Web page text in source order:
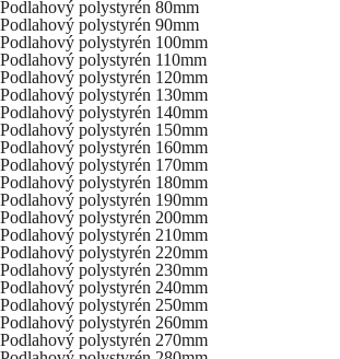
Podlahový polystyrén 80mm
Podlahový polystyrén 90mm
Podlahový polystyrén 100mm
Podlahový polystyrén 110mm
Podlahový polystyrén 120mm
Podlahový polystyrén 130mm
Podlahový polystyrén 140mm
Podlahový polystyrén 150mm
Podlahový polystyrén 160mm
Podlahový polystyrén 170mm
Podlahový polystyrén 180mm
Podlahový polystyrén 190mm
Podlahový polystyrén 200mm
Podlahový polystyrén 210mm
Podlahový polystyrén 220mm
Podlahový polystyrén 230mm
Podlahový polystyrén 240mm
Podlahový polystyrén 250mm
Podlahový polystyrén 260mm
Podlahový polystyrén 270mm